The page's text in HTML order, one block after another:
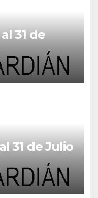
31 de
31 de Julio